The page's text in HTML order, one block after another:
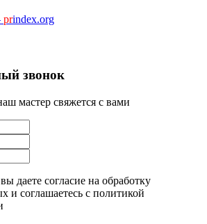
prindex.org
звонок
мастер свяжется с вами
даете согласие на обработку
и соглашаетесь c политикой